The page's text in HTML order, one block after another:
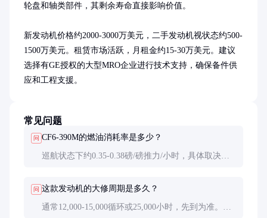
轮盘和轴类部件，其剩余寿命直接影响价值。
新发动机价格约2000-3000万美元，二手发动机视状态约500-
1500万美元。租赁市场活跃，月租金约15-30万美元。建议
选择有GE授权的大型MRO企业进行技术支持，确保备件供
应和工程支援。
常见问题
问 CF6-390M的燃油消耗率是多少？
巡航状态下约0.35-0.38磅/磅推力/小时，具体取决于
问 这款发动机的大修周期是多久？
通常12,000-15,000循环或25,000小时，先到为准。实